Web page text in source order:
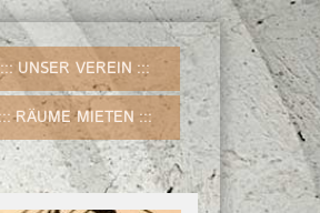
UNSER VEREIN
RÄUME MIETEN